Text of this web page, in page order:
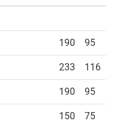
190 95
233 116
190 95
150 75